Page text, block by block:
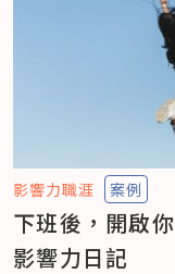
影響力職涯 案例
下班後，開啟
影響力日記